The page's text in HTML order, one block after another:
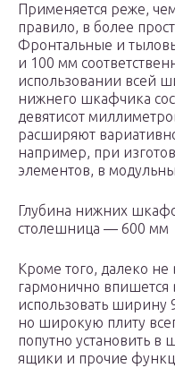
Применяется реже,
правило, в более
Фронтальные и
и 100 мм
использовании всей
нижнего шкафчика
девятисот
расширяют
например, при
элементов, в
Глубина нижних
столешница — 600 мм
Кроме того, далеко не
гармонично
использовать ширину
но широкую плиту
попутно установить в
ящики и прочие